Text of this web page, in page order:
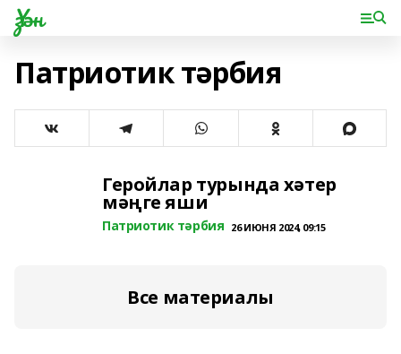
Үзән
Патриотик тәрбия
Геройлар турында хәтер
мәңге яши
Патриотик тәрбия 26 ИЮНЯ 2024, 09:15
Все материалы